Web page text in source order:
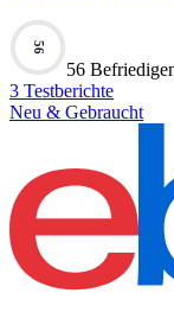
56
56
3 Testberichte
Neu & Gebraucht